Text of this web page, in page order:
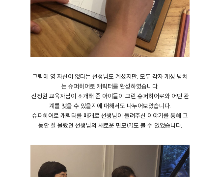
그림에 영 자신이 없다는 선생님도 계셨지만, 모두 각자 개성 넘치
는 슈퍼히어로 캐릭터를 완성하였습니다.
신정원 교육자님이 소개해 준 아이들이 그린 슈퍼히어로와 어떤 관
계를 맺을 수 있을지에 대해서도 나누어보았습니다.
슈퍼히어로 캐릭터를 매개로 선생님이 들려주신 이야기를 통해 그
동안 잘 몰랐던 선생님의 새로운 면모(?)도 볼 수 있었습니다.